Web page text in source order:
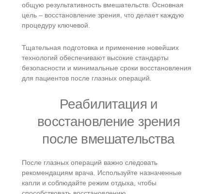
общую результативность вмешательств. Основная
цель – восстановление зрения, что делает каждую
процедуру ключевой.
Тщательная подготовка и применение новейших
технологий обеспечивают высокие стандарты
безопасности и минимальные сроки восстановления
для пациентов после глазных операций.
Реабилитация и
восстановление зрения
после вмешательства
После глазных операций важно следовать
рекомендациям врача. Используйте назначенные
капли и соблюдайте режим отдыха, чтобы